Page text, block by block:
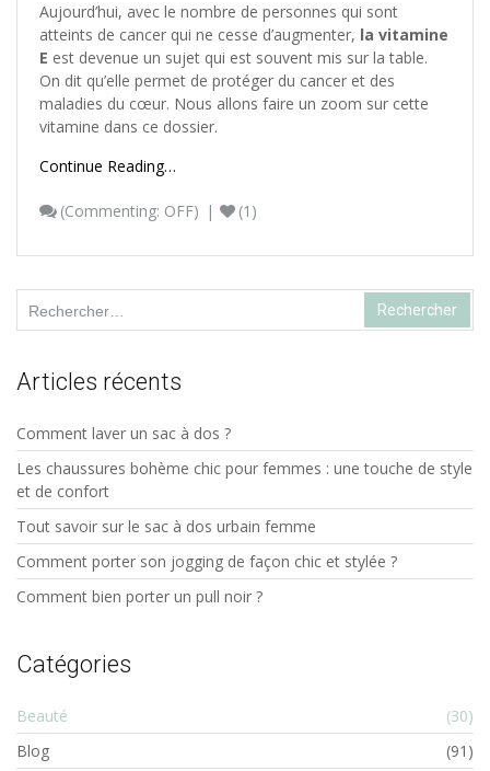
Aujourd’hui, avec le nombre de personnes qui sont
atteints de cancer qui ne cesse d’augmenter, la vitamine
E est devenue un sujet qui est souvent mis sur la table.
On dit qu’elle permet de protéger du cancer et des
maladies du cœur. Nous allons faire un zoom sur cette
vitamine dans ce dossier.
Continue Reading…
(Commenting: OFF) (1)
Articles récents
Comment laver un sac à dos ?
Les chaussures bohème chic pour femmes : une touche de style
et de confort
Tout savoir sur le sac à dos urbain femme
Comment porter son jogging de façon chic et stylée ?
Comment bien porter un pull noir ?
Catégories
Beauté
(30)
Blog
(91)